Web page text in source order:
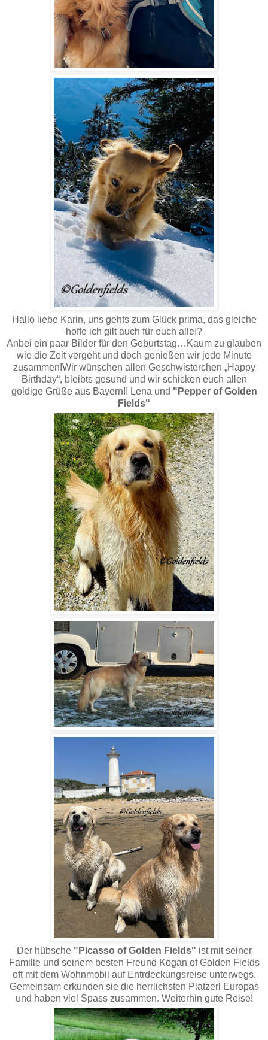
Hallo liebe Karin, uns gehts zum Glück prima, das gleiche
hoffe ich gilt auch für euch alle!?
Anbei ein paar Bilder für den Geburtstag…Kaum zu glauben
wie die Zeit vergeht und doch genießen wir jede Minute
zusammen!Wir wünschen allen Geschwisterchen „Happy
Birthday“, bleibts gesund und wir schicken euch allen
goldige Grüße aus Bayern!! Lena und "Pepper of Golden
Fields"
Der hübsche "Picasso of Golden Fields" ist mit seiner
Familie und seinem besten Freund Kogan of Golden Fields
oft mit dem Wohnmobil auf Entrdeckungsreise unterwegs.
Gemeinsam erkunden sie die herrlichsten Platzerl Europas
und haben viel Spass zusammen. Weiterhin gute Reise!